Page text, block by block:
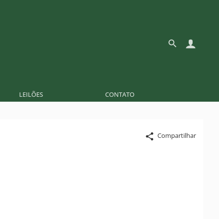
LEILÕES CONTATO
Compartilhar